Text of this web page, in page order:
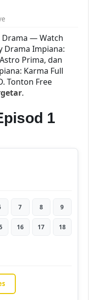
Drama — Watch
Drama Impiana:
Prima, dan
Karma Full
Tonton Free
.
1
7 8 9
16 17 18